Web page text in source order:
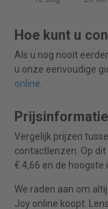
Hoe kunt u
Als u nog nooit
u onze eenvoudige
online.
Prijsinformatie
Vergelijk prijzen
contactlenzen. Op
€ 4,66 en de hoogste
We raden aan om
Joy online koopt.